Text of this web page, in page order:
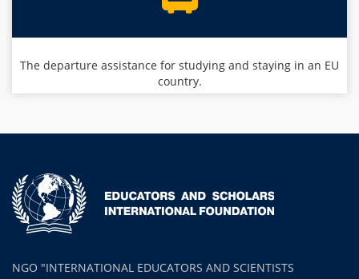
The departure assistance for studying and staying in an EU
country.
NGO "INTERNATIONAL EDUCATORS AND SCIENTISTS